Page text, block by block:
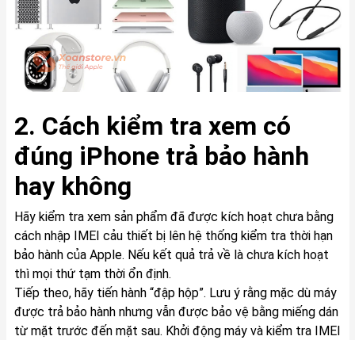
2. Cách kiểm tra xem có
đúng iPhone trả bảo hành
hay không
Hãy kiểm tra xem sản phẩm đã được kích hoạt chưa bằng
cách nhập IMEI cảu thiết bị lên hệ thống kiểm tra thời hạn
bảo hành của Apple. Nếu kết quả trả về là chưa kích hoạt
thì mọi thứ tạm thời ổn định.
Tiếp theo, hãy tiến hành “đập hộp”. Lưu ý rằng mặc dù máy
được trả bảo hành nhưng vẫn được bảo vệ bằng miếng dán
từ mặt trước đến mặt sau. Khởi động máy và kiểm tra IMEI